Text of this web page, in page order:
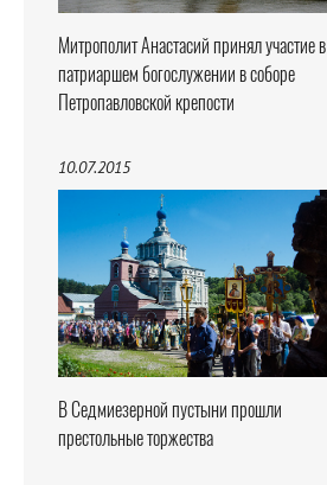
Митрополит Анастасий принял участие в
патриаршем богослужении в соборе
Петропавловской крепости
10.07.2015
В Седмиезерной пустыни прошли
престольные торжества